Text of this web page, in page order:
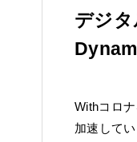
デジタ
Withコロ
加速して